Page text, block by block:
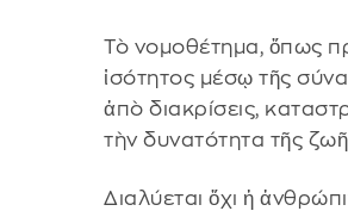
Τὸ νομοθέτημα, ὅπως
ἰσότητος μέσῳ τῆς
ἀπὸ διακρίσεις,
τὴν δυνατότητα τῆς
Διαλύεται ὄχι ἡ